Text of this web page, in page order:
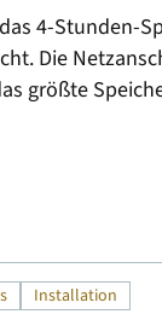
4-Stunden-
Die
größte
Installation
neu?